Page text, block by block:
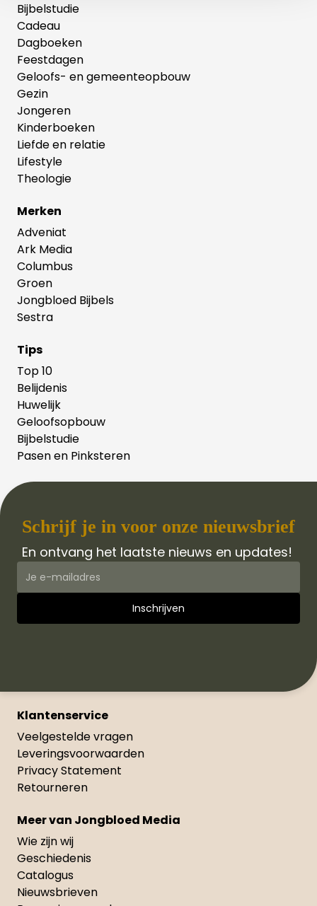
Bijbelstudie
Cadeau
Dagboeken
Feestdagen
Geloofs- en gemeenteopbouw
Gezin
Jongeren
Kinderboeken
Liefde en relatie
Lifestyle
Theologie
Merken
Adveniat
Ark Media
Columbus
Groen
Jongbloed Bijbels
Sestra
Tips
Top 10
Belijdenis
Huwelijk
Geloofsopbouw
Bijbelstudie
Pasen en Pinksteren
Schrijf je in voor onze nieuwsbrief
En ontvang het laatste nieuws en updates!
Klantenservice
Veelgestelde vragen
Leveringsvoorwaarden
Privacy Statement
Retourneren
Meer van Jongbloed Media
Wie zijn wij
Geschiedenis
Catalogus
Nieuwsbrieven